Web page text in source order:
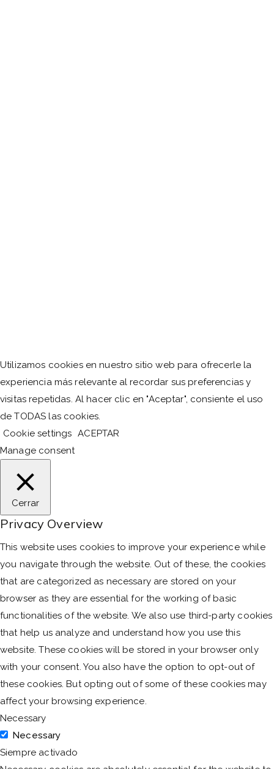
Utilizamos cookies en nuestro sitio web para ofrecerle la
experiencia más relevante al recordar sus preferencias y
visitas repetidas. Al hacer clic en "Aceptar", consiente el uso
de TODAS las cookies.
Cookie settings ACEPTAR
Manage consent
Cerrar
Privacy Overview
This website uses cookies to improve your experience while
you navigate through the website. Out of these, the cookies
that are categorized as necessary are stored on your
browser as they are essential for the working of basic
functionalities of the website. We also use third-party cookies
that help us analyze and understand how you use this
website. These cookies will be stored in your browser only
with your consent. You also have the option to opt-out of
these cookies. But opting out of some of these cookies may
affect your browsing experience.
Necessary
Necessary
Siempre activado